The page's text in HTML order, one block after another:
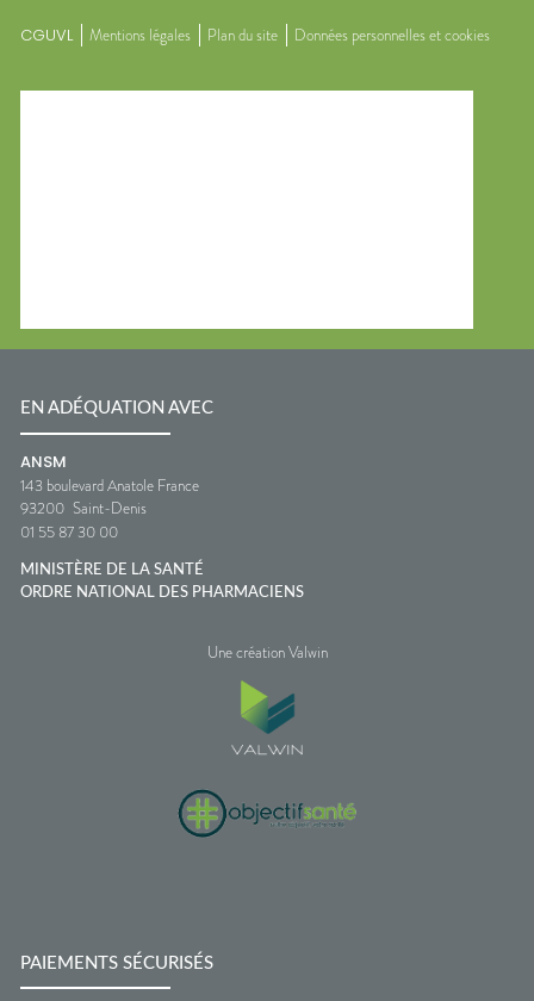
CGUVL Mentions légales Plan du site Données personnelles et cookies
EN ADÉQUATION AVEC
ANSM
143 boulevard Anatole France
93200 Saint-Denis
01 55 87 30 00
MINISTÈRE DE LA SANTÉ
ORDRE NATIONAL DES PHARMACIENS
Une création Valwin
PAIEMENTS SÉCURISÉS